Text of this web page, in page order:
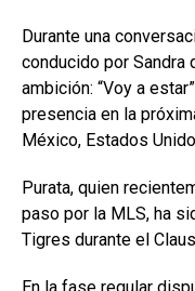
Durante una
conducido por Sandra
ambición: “Voy a
presencia en la
México, Estados
Purata, quien
paso por la MLS, ha
Tigres durante el
En la fase regular